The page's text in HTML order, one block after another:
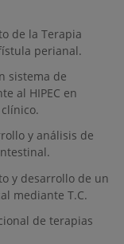
de la Terapia
perianal.
sistema de
al HIPEC en
y análisis de
y desarrollo de un
mediante T.C.
de terapias